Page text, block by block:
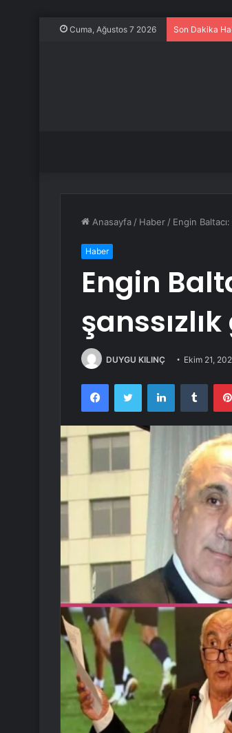
Cuma, Ağustos 7 2026 Son Dakika
Anasayfa / Haber / Engin
Haber
Engin
DUYGU KILINÇ Ekim 21,
FacebookTwitter LinkedIn